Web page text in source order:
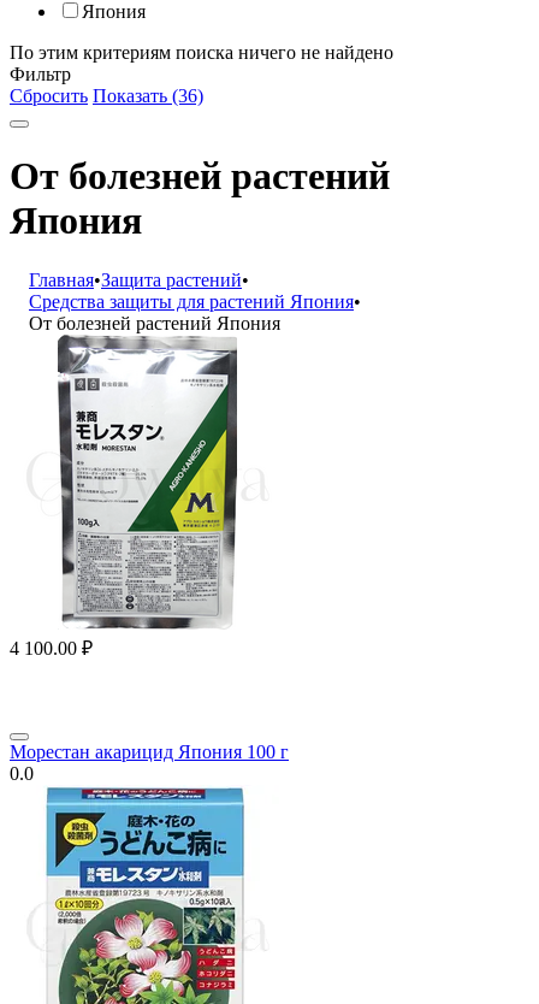
Япония
По этим критериям поиска ничего не найдено
Фильтр
Сбросить Показать (36)
От болезней растений
Япония
Главная•Защита растений•
Средства защиты для растений Япония•
От болезней растений Япония
4 100.00 ₽
Морестан акарицид Япония 100 г
0.0